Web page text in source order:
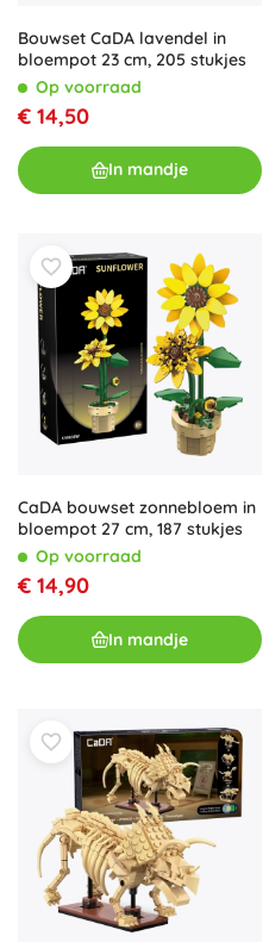
Bouwset CaDA lavendel in
bloempot 23 cm, 205 stukjes
Op voorraad
€ 14,50
In mandje
CaDA bouwset zonnebloem in
bloempot 27 cm, 187 stukjes
Op voorraad
€ 14,90
In mandje